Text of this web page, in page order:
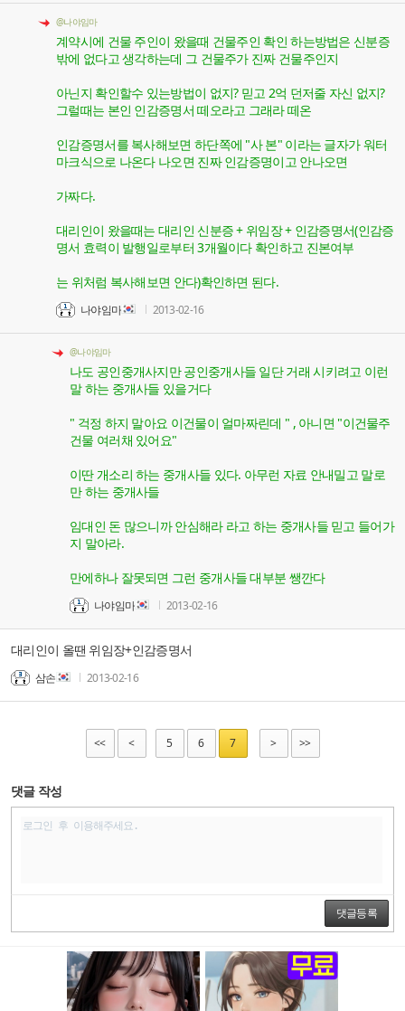
@나야임마
계약시에 건물 주인이 왔을때 건물주인 확인 하는방법은 신분증
밖에 없다고 생각하는데 그 건물주가 진짜 건물주인지
아닌지 확인할수 있는방법이 없지? 믿고 2억 던저줄 자신 없지?
그럴때는 본인 인감증명서 떼오라고 그래라 떼온
인감증명서를 복사해보면 하단쪽에 "사 본" 이라는 글자가 워터
마크식으로 나온다 나오면 진짜 인감증명이고 안나오면
가짜다.
대리인이 왔을때는 대리인 신분증 + 위임장 + 인감증명서(인감증
명서 효력이 발행일로부터 3개월이다 확인하고 진본여부
는 위처럼 복사해보면 안다)확인하면 된다.
나야임마 2013-02-16
@나야임마
나도 공인중개사지만 공인중개사들 일단 거래 시키려고 이런
말 하는 중개사들 있을거다
" 걱정 하지 말아요 이건물이 얼마짜린데 " , 아니면 "이건물주
건물 여러채 있어요"
이딴 개소리 하는 중개사들 있다. 아무런 자료 안내밀고 말로
만 하는 중개사들
임대인 돈 많으니까 안심해라 라고 하는 중개사들 믿고 들어가
지 말아라.
만에하나 잘못되면 그런 중개사들 대부분 쌩깐다
나야임마 2013-02-16
대리인이 올땐 위임장+인감증명서
삼손 2013-02-16
<< < 5 6 7 > >>
댓글 작성
댓글등록